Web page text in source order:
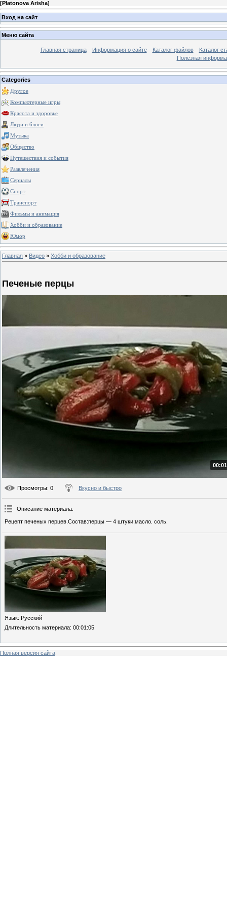
[Platonova Arisha]
Вход на сайт
Меню сайта
Главная страница Информация о сайте Каталог файлов
Каталог
Полезная
Categories
Другое
Компьютерные игры
Красота и здоровье
Люди и блоги
Музыка
Общество
Путешествия и события
Развлечения
Сериалы
Спорт
Транспорт
Фильмы и анимация
Хобби и образование
Юмор
Главная » Видео » Хобби и образование
Печеные перцы
Просмотры: 0 Вкусно и быстро
Описание материала:
Рецепт печеных перцев.Состав:перцы — 4 штуки;масло. соль.
Язык: Русский
Длительность материала: 00:01:05
Полная версия сайта